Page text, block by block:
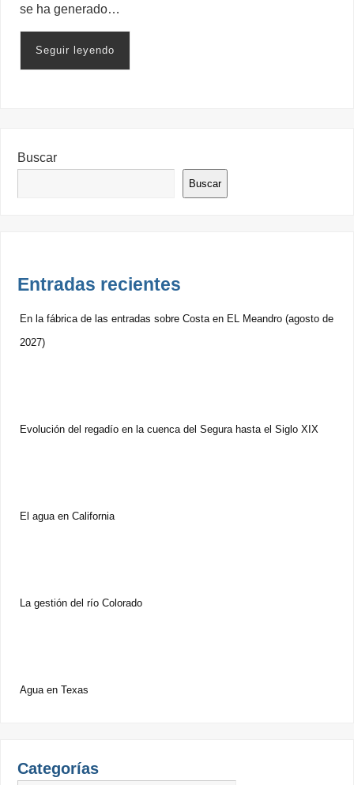
se ha generado…
Seguir leyendo
Buscar
Buscar
Entradas recientes
En la fábrica de las entradas sobre Costa en EL Meandro (agosto de
2027)
Evolución del regadío en la cuenca del Segura hasta el Siglo XIX
El agua en California
La gestión del río Colorado
Agua en Texas
Categorías